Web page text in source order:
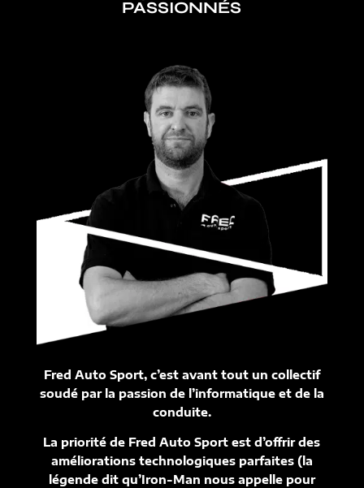
PASSIONNÉS
Fred Auto Sport, c’est avant tout un collectif
soudé par la passion de l’informatique et de la
conduite.
La priorité de Fred Auto Sport est d’offrir des
améliorations technologiques parfaites (la
légende dit qu’Iron-Man nous appelle pour